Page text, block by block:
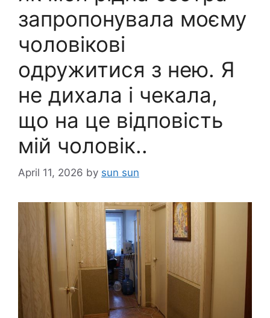
запропонувала моєму
чоловікові
одружитися з нею. Я
не дихала і чекала,
що на це відповість
мій чоловік..
April 11, 2026 by sun sun